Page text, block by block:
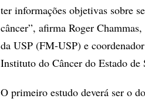
ter informações objetivas sobre
câncer”, afirma Roger
da USP (FM-USP) e
Instituto do Câncer do Estado de
O primeiro estudo deverá ser o